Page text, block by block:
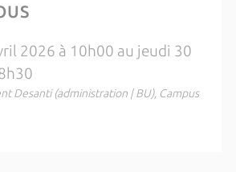
2026 à 10h00 au jeudi 30
Desanti (administration | BU), Campus